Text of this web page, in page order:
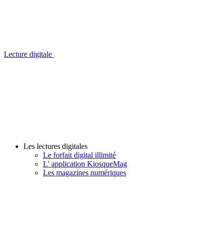
Lecture digitale
Les lectures digitales
Le forfait digital illimité
L' application KiosqueMag
Les magazines numériques